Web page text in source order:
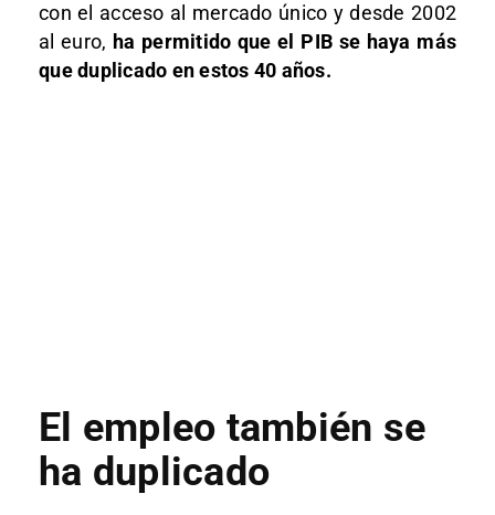
con el acceso al mercado único y desde 2002
al euro, ha permitido que el PIB se haya más
que duplicado en estos 40 años.
El empleo también se
ha duplicado